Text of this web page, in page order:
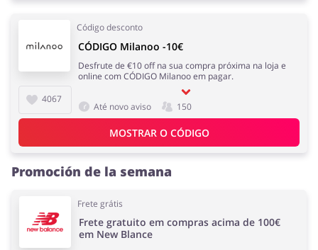
Código desconto
4067
CÓDIGO Milanoo -10€
Desfrute de €10 off na sua compra próxima na loja e
online com CÓDIGO Milanoo em pagar.
Até novo aviso 150
MOSTRAR O CÓDIGO
Promoción de la semana
Frete grátis
Frete gratuito em compras acima de 100€
em New Blance